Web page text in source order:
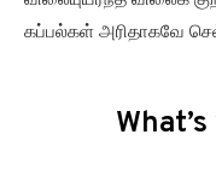
கப்பல்கள் அரிதாகவே